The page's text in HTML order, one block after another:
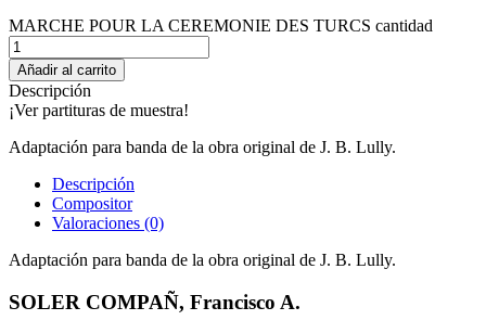
MARCHE POUR LA CEREMONIE DES TURCS cantidad
Añadir al carrito
Descripción
¡Ver partituras de muestra!
Adaptación para banda de la obra original de J. B. Lully.
Descripción
Compositor
Valoraciones (0)
Adaptación para banda de la obra original de J. B. Lully.
SOLER COMPAÑ, Francisco A.